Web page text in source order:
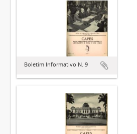
Boletim Informativo N. 9